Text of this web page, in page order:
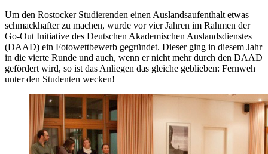
Um den Rostocker Studierenden einen Auslandsaufenthalt etwas
schmackhafter zu machen, wurde vor vier Jahren im Rahmen der
Go-Out Initiative des Deutschen Akademischen Auslandsdienstes
(DAAD) ein Fotowettbewerb gegründet. Dieser ging in diesem Jahr
in die vierte Runde und auch, wenn er nicht mehr durch den DAAD
gefördert wird, so ist das Anliegen das gleiche geblieben: Fernweh
unter den Studenten wecken!